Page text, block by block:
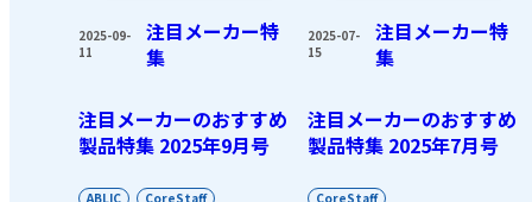
2025-09-
11
注目メーカー特
集
注目メーカーのおすすめ
製品特集 2025年9月号
ABLIC
CoreStaff
2025-07-
15
注目メーカー特
集
注目メーカーのおすすめ
製品特集 2025年7月号
CoreStaff